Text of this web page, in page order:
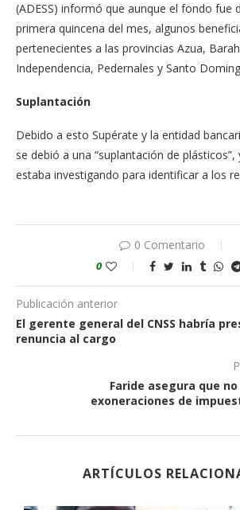
(ADESS) informó que aunque el fondo fue
primera quincena del mes, algunos
pertenecientes a las provincias Azua,
Independencia, Pedernales y Santo
Suplantación
Debido a esto Supérate y la entidad
se debió a una “suplantación de plásticos”,
estaba investigando para identificar a los
0 Comentario
0
Publicación anterior
El gerente general del CNSS habría
renuncia al cargo
Faride asegura que
exoneraciones de
ARTÍCULOS